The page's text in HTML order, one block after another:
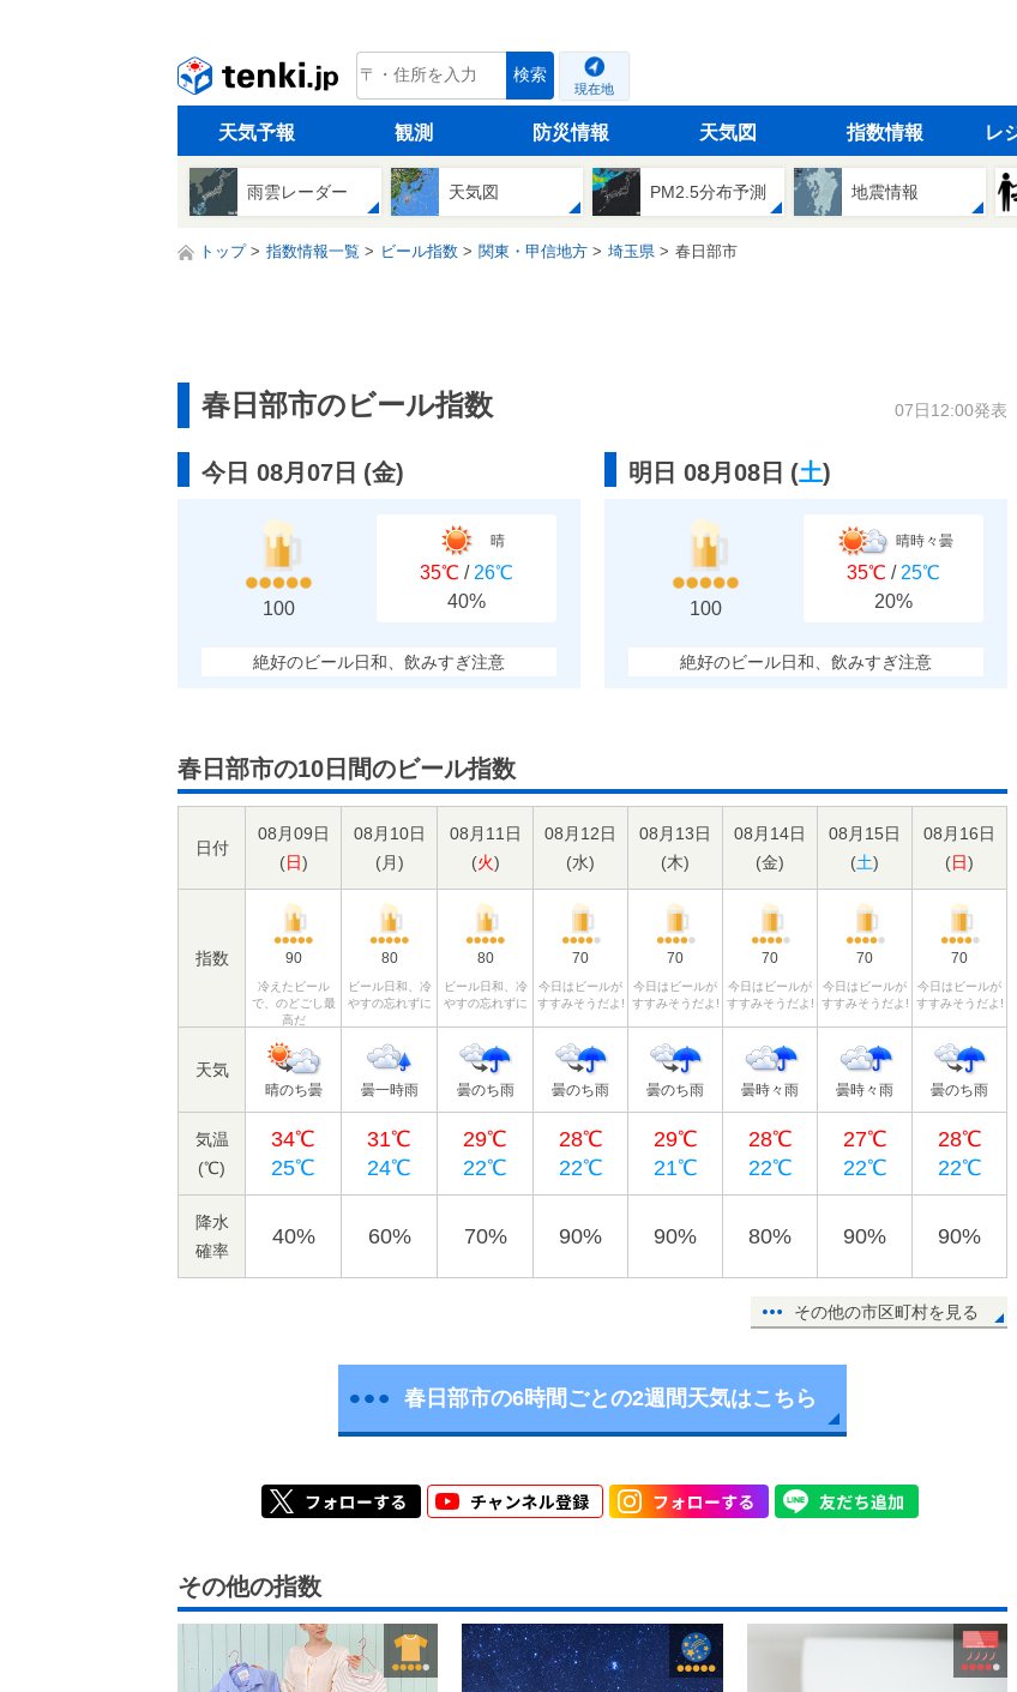
tenki.jp 検索
現在地
天気予報 観測 防災情報 天気図 指数情報 レ
雨雲レーダー 天気図 PM2.5分布予測 地震情報
トップ 指数情報一覧 ビール指数 関東・甲信地方 埼玉県 春日部市
春日部市のビール指数 07日12:00発表
今日 08月07日 (金)
100
晴
35℃ / 26℃
40%
絶好のビール日和、飲みすぎ注意
明日 08月08日 (土)
100
晴時々曇
35℃ / 25℃
20%
絶好のビール日和、飲みすぎ注意
春日部市の10日間のビール指数
日付
08月09日
(日)
08月10日
(月)
08月11日
(火)
08月12日
(水)
08月13日
(木)
08月14日
(金)
08月15日
(土)
08月16日
(日)
指数 90
冷えたビール
で、のどごし最
高だ
80
ビール日和、冷
やすの忘れずに
80
ビール日和、冷
やすの忘れずに
70
今日はビールが
すすみそうだよ!
70
今日はビールが
すすみそうだよ!
70
今日はビールが
すすみそうだよ!
70
今日はビールが
すすみそうだよ!
70
今日はビールが
すすみそうだよ!
天気
晴のち曇 曇一時雨 曇のち雨 曇のち雨 曇のち雨 曇時々雨 曇時々雨 曇のち雨
気温
(℃)
34℃
25℃
31℃
24℃
29℃
22℃
28℃
22℃
29℃
21℃
28℃
22℃
27℃
22℃
28℃
22℃
降水
確率
40% 60% 70% 90% 90% 80% 90% 90%
その他の市区町村を見る
春日部市の6時間ごとの2週間天気はこちら
その他の指数